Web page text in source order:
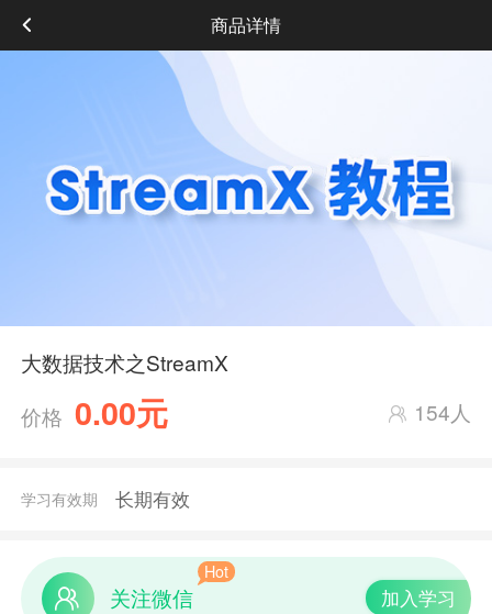
商品详情
大数据技术之StreamX
价格 0.00元 154人
学习有效期 长期有效
关注微信
Hot
加入学习